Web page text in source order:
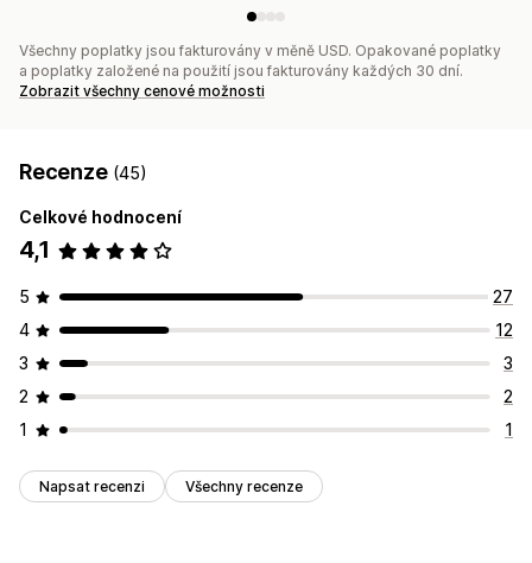
Všechny poplatky jsou fakturovány v měně USD. Opakované poplatky
a poplatky založené na použití jsou fakturovány každých 30 dní.
Zobrazit všechny cenové možnosti
Recenze (45)
Celkové hodnocení
4,1
5
27
4
12
3
3
2
2
1
1
Napsat recenzi Všechny recenze